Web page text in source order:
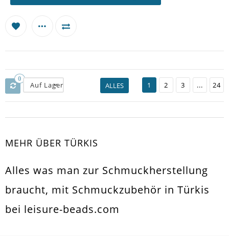
0
Auf Lager ALLES 1 2 3 ... 24
MEHR ÜBER TÜRKIS
Alles was man zur Schmuckherstellung
braucht, mit Schmuckzubehör in Türkis
bei leisure-beads.com